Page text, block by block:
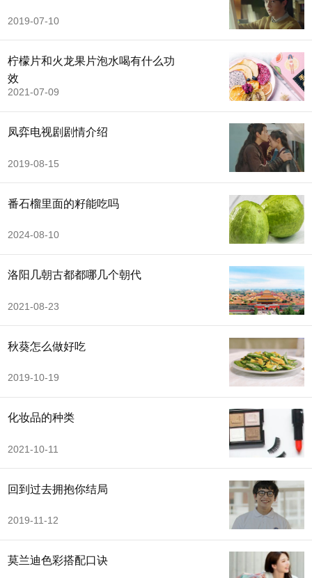
2019-07-10
柠檬片和火龙果片泡水喝有什么功
效
2021-07-09
凤弈电视剧剧情介绍
2019-08-15
番石榴里面的籽能吃吗
2024-08-10
洛阳几朝古都都哪几个朝代
2021-08-23
秋葵怎么做好吃
2019-10-19
化妆品的种类
2021-10-11
回到过去拥抱你结局
2019-11-12
莫兰迪色彩搭配口诀